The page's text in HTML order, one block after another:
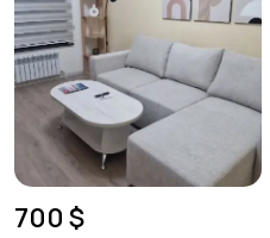
700 $